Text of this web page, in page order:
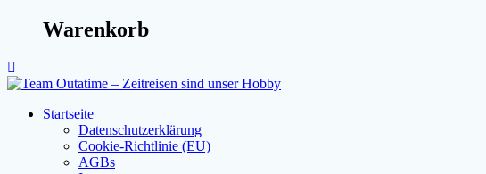
Warenkorb
Startseite
Datenschutzerklärung
Cookie-Richtlinie (EU)
AGBs